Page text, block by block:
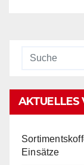
AKTUELLES
Einsätze